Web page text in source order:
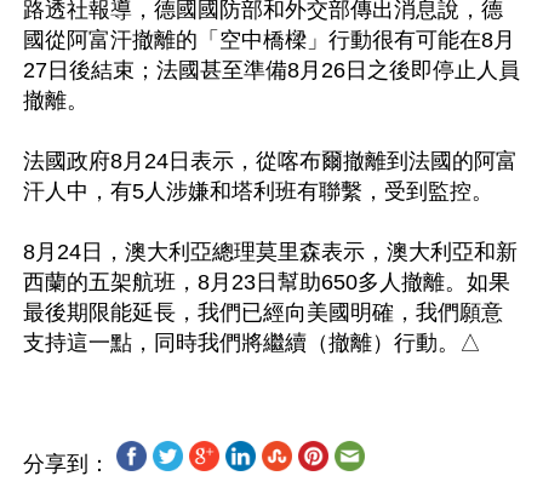
路透社報導，德國國防部和外交部傳出消息說，德
國從阿富汗撤離的「空中橋樑」行動很有可能在8月
27日後結束；法國甚至準備8月26日之後即停止人員
撤離。
法國政府8月24日表示，從喀布爾撤離到法國的阿富
汗人中，有5人涉嫌和塔利班有聯繫，受到監控。
8月24日，澳大利亞總理莫里森表示，澳大利亞和新
西蘭的五架航班，8月23日幫助650多人撤離。如果
最後期限能延長，我們已經向美國明確，我們願意
分享到：